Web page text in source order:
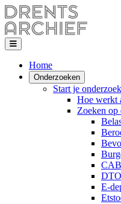
Home
Onderzoeken
Start je onderzoek
Hoe werkt
Zoeken op
E-